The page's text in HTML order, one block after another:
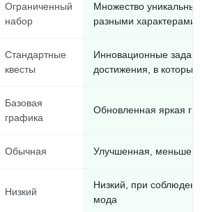
Ограниченный
набор
Множество
разными характерами
Стандартные
квесты
Инновационные
достижения, в
Базовая
графика
Обновленная яркая
Обычная Улучшенная, меньше
Низкий
Низкий, при
мода